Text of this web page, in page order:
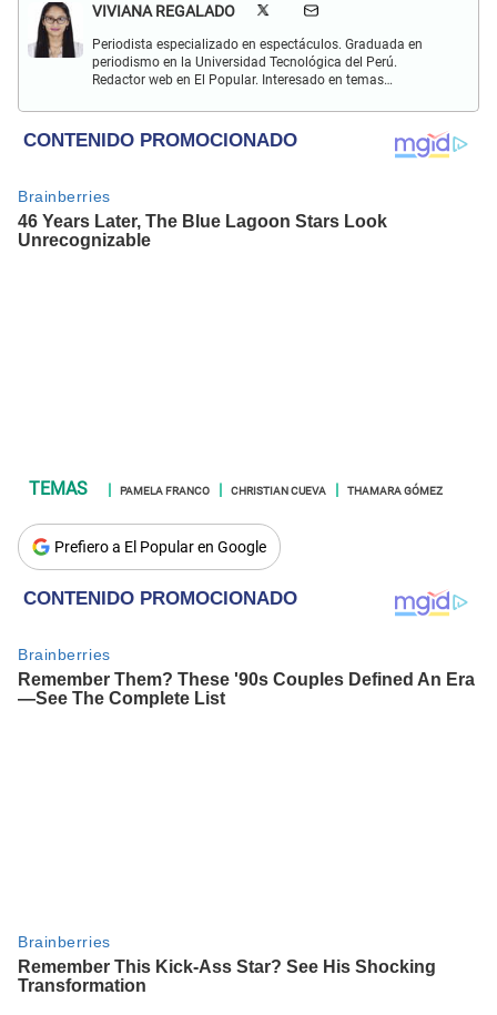
VIVIANA REGALADO
Periodista especializado en espectáculos. Graduada en
periodismo en la Universidad Tecnológica del Perú.
Redactor web en El Popular. Interesado en temas
y crónicas.
PAMELA FRANCO CHRISTIAN CUEVA THAMARA GÓMEZ
Prefiero a El Popular en Google